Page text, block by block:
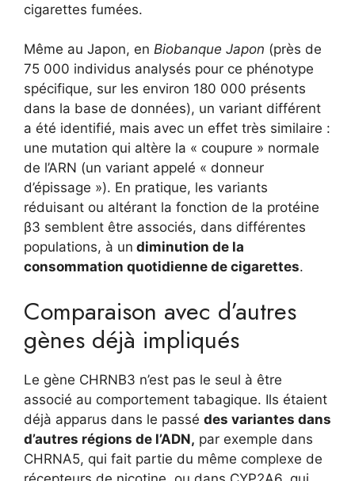
cigarettes fumées.
Même au Japon, en Biobanque Japon (près de
75 000 individus analysés pour ce phénotype
spécifique, sur les environ 180 000 présents
dans la base de données), un variant différent
a été identifié, mais avec un effet très similaire :
une mutation qui altère la « coupure » normale
de l’ARN (un variant appelé « donneur
d’épissage »). En pratique, les variants
réduisant ou altérant la fonction de la protéine
β3 semblent être associés, dans différentes
populations, à un diminution de la
consommation quotidienne de cigarettes.
Comparaison avec d’autres
gènes déjà impliqués
Le gène CHRNB3 n’est pas le seul à être
associé au comportement tabagique. Ils étaient
déjà apparus dans le passé des variantes dans
d’autres régions de l’ADN, par exemple dans
CHRNA5, qui fait partie du même complexe de